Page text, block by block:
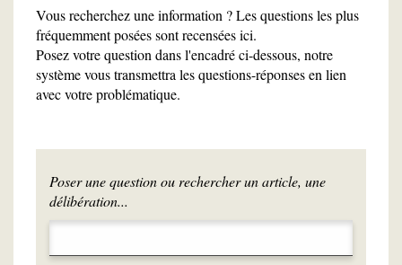
Vous recherchez une information ? Les questions les plus
fréquemment posées sont recensées ici.
Posez votre question dans l'encadré ci-dessous, notre
système vous transmettra les questions-réponses en lien
avec votre problématique.
Poser une question ou rechercher un article, une
délibération...